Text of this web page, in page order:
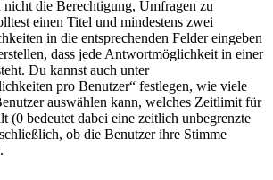
die Berechtigung, Umfragen zu
einen Titel und mindestens zwei
in die entsprechenden Felder eingeben
dass jede Antwortmöglichkeit in einer
Du kannst auch unter
pro Benutzer“ festlegen, wie viele
auswählen kann, welches Zeitlimit für
(0 bedeutet dabei eine zeitlich unbegrenzte
ob die Benutzer ihre Stimme